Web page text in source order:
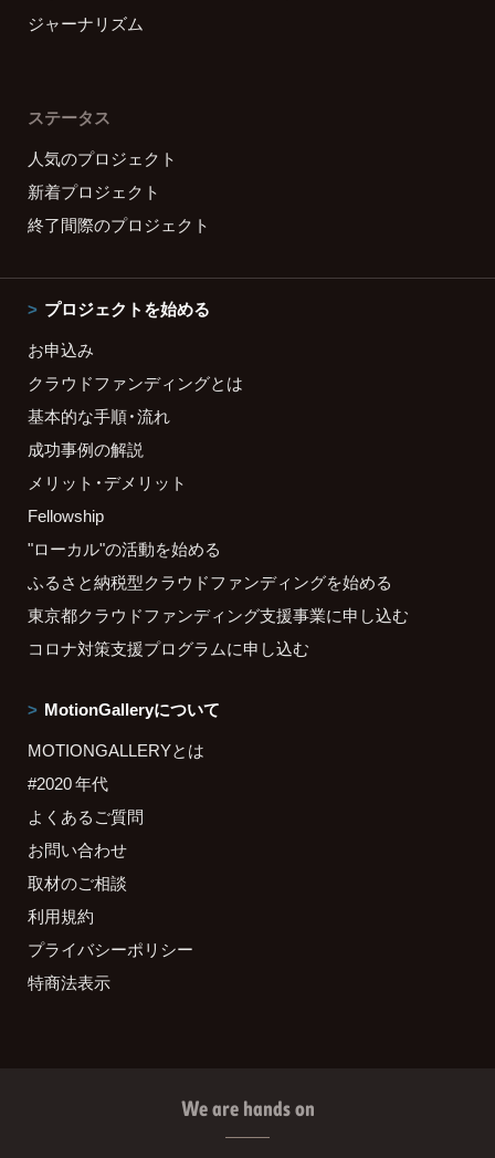
ジャーナリズム
ステータス
人気のプロジェクト
新着プロジェクト
終了間際のプロジェクト
プロジェクトを始める
お申込み
クラウドファンディングとは
基本的な手順・流れ
成功事例の解説
メリット・デメリット
Fellowship
"ローカル"の活動を始める
ふるさと納税型クラウドファンディングを始める
東京都クラウドファンディング支援事業に申し込む
コロナ対策支援プログラムに申し込む
MotionGalleryについて
MOTIONGALLERYとは
#2020 年代
よくあるご質問
お問い合わせ
取材のご相談
利用規約
プライバシーポリシー
特商法表示
We are hands on